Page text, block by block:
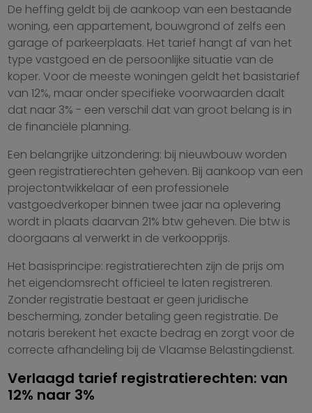
De heffing geldt bij de aankoop van een bestaande
woning, een appartement, bouwgrond of zelfs een
garage of parkeerplaats. Het tarief hangt af van het
type vastgoed en de persoonlijke situatie van de
koper. Voor de meeste woningen geldt het basistarief
van 12%, maar onder specifieke voorwaarden daalt
dat naar 3% - een verschil dat van groot belang is in
de financiële planning.
Een belangrijke uitzondering: bij nieuwbouw worden
geen registratierechten geheven. Bij aankoop van een
projectontwikkelaar of een professionele
vastgoedverkoper binnen twee jaar na oplevering
wordt in plaats daarvan 21% btw geheven. Die btw is
doorgaans al verwerkt in de verkoopprijs.
Het basisprincipe: registratierechten zijn de prijs om
het eigendomsrecht officieel te laten registreren.
Zonder registratie bestaat er geen juridische
bescherming, zonder betaling geen registratie. De
notaris berekent het exacte bedrag en zorgt voor de
correcte afhandeling bij de Vlaamse Belastingdienst.
Verlaagd tarief registratierechten: van
12% naar 3%